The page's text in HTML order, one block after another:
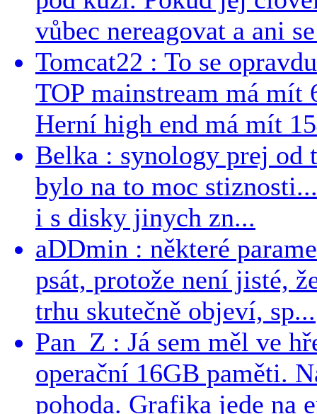
vůbec nereagovat a ani
Tomcat22 : To se
TOP mainstream má
Herní high end má mít
Belka : synology prej od
bylo na to moc
i s disky jinych zn...
aDDmin : některé
psát, protože není jisté,
trhu skutečně objeví, sp...
Pan_Z : Já sem měl ve
operační 16GB paměti.
pohoda. Grafika jede na